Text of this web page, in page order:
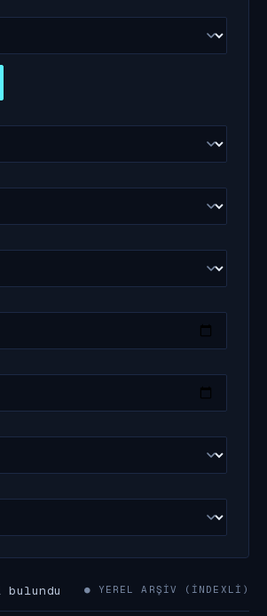
bulundu ● YEREL ARŞIV (INDEXLI)